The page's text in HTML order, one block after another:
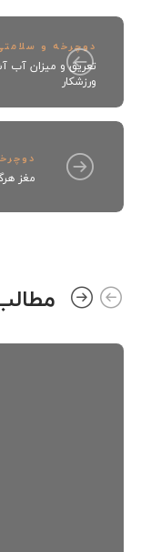
دوچرخه و
تعریق و میزان آب
ورزشکار
مغز